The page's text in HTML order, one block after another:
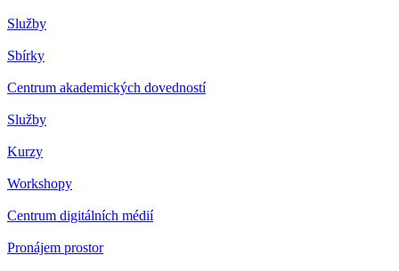
Služby
Sbírky
Centrum akademických dovedností
Služby
Kurzy
Workshopy
Centrum digitálních médií
Pronájem prostor